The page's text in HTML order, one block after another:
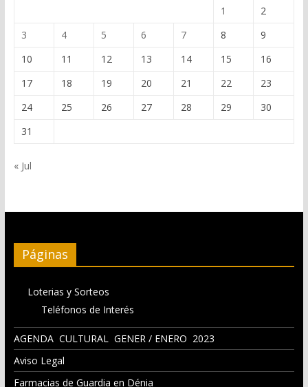
1
2
3
4 5 6 7 8
9
10
11 12 13 14 15
16
17
18 19 20 21 22
23
24
25 26 27 28 29
30
31
« Jul
Páginas
Loterias y Sorteos
Teléfonos de Interés
AGENDA CULTURAL GENER / ENERO 2023
Aviso Legal
Farmacias de Guardia en Dénia